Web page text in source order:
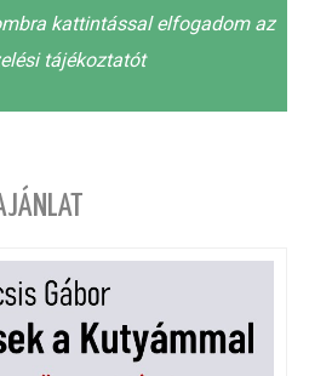
kattintással elfogadom az
tájékoztatót